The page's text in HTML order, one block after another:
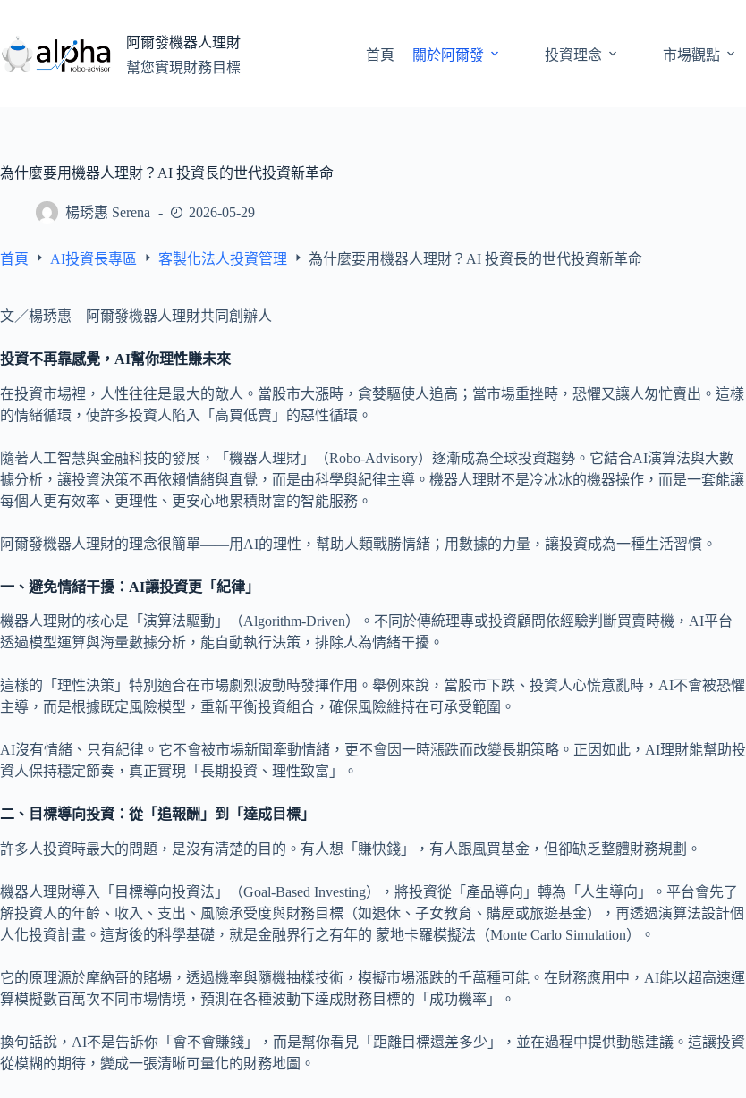
主
要
阿爾發機器人理財
幫您實現財務目標
首頁 關於阿爾發 投資理念 市場觀點
為什麼要用機器人理財？AI 投資長的世代投資新革命
楊琇惠 Serena 2026-05-29
首頁 AI投資長專區 客製化法人投資管理 為什麼要用機器人理財？AI 投資長的世代投資新革命
文／楊琇惠 阿爾發機器人理財共同創辦人
投資不再靠感覺，AI幫你理性賺未來
在投資市場裡，人性往往是最大的敵人。當股市大漲時，貪婪驅使人追高；當市場重挫時，恐懼又讓人匆忙賣出。這樣
的情緒循環，使許多投資人陷入「高買低賣」的惡性循環。
隨著人工智慧與金融科技的發展，「機器人理財」（Robo-Advisory）逐漸成為全球投資趨勢。它結合AI演算法與大數
據分析，讓投資決策不再依賴情緒與直覺，而是由科學與紀律主導。機器人理財不是冷冰冰的機器操作，而是一套能讓
每個人更有效率、更理性、更安心地累積財富的智能服務。
阿爾發機器人理財的理念很簡單——用AI的理性，幫助人類戰勝情緒；用數據的力量，讓投資成為一種生活習慣。
一、避免情緒干擾：AI讓投資更「紀律」
機器人理財的核心是「演算法驅動」（Algorithm-Driven）。不同於傳統理專或投資顧問依經驗判斷買賣時機，AI平台
透過模型運算與海量數據分析，能自動執行決策，排除人為情緒干擾。
這樣的「理性決策」特別適合在市場劇烈波動時發揮作用。舉例來說，當股市下跌、投資人心慌意亂時，AI不會被恐懼
主導，而是根據既定風險模型，重新平衡投資組合，確保風險維持在可承受範圍。
AI沒有情緒、只有紀律。它不會被市場新聞牽動情緒，更不會因一時漲跌而改變長期策略。正因如此，AI理財能幫助投
資人保持穩定節奏，真正實現「長期投資、理性致富」。
二、目標導向投資：從「追報酬」到「達成目標」
許多人投資時最大的問題，是沒有清楚的目的。有人想「賺快錢」，有人跟風買基金，但卻缺乏整體財務規劃。
機器人理財導入「目標導向投資法」（Goal-Based Investing），將投資從「產品導向」轉為「人生導向」。平台會先了
解投資人的年齡、收入、支出、風險承受度與財務目標（如退休、子女教育、購屋或旅遊基金），再透過演算法設計個
人化投資計畫。這背後的科學基礎，就是金融界行之有年的 蒙地卡羅模擬法（Monte Carlo Simulation）。
它的原理源於摩納哥的賭場，透過機率與隨機抽樣技術，模擬市場漲跌的千萬種可能。在財務應用中，AI能以超高速運
算模擬數百萬次不同市場情境，預測在各種波動下達成財務目標的「成功機率」。
換句話說，AI不是告訴你「會不會賺錢」，而是幫你看見「距離目標還差多少」，並在過程中提供動態建議。這讓投資
從模糊的期待，變成一張清晰可量化的財務地圖。